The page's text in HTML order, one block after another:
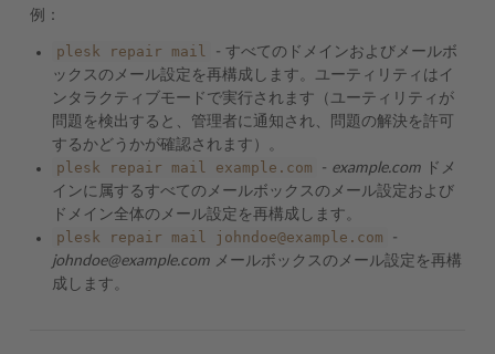
例：
plesk repair mail
- すべてのドメインおよびメールボ
ックスのメール設定を再構成します。ユーティリティはイ
ンタラクティブモードで実行されます（ユーティリティが
問題を検出すると、管理者に通知され、問題の解決を許可
するかどうかが確認されます）。
plesk repair mail example.com - example.com ドメ
インに属するすべてのメールボックスのメール設定および
ドメイン全体のメール設定を再構成します。
plesk repair mail johndoe@example.com
-
johndoe@example.com メールボックスのメール設定を再構
成します。